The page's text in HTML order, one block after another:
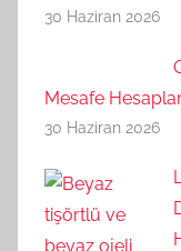
30 Haziran 2026
Mesafe
30 Haziran 2026